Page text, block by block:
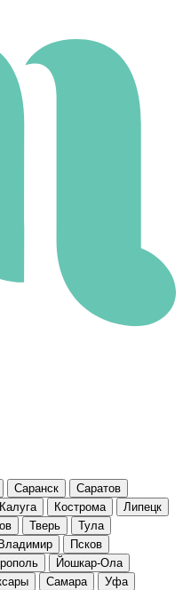
Саранск
Саратов
Калуга Кострома
Липецк
Тверь
Тула
Владимир
Псков
Йошкар-Ола
Самара
Уфа